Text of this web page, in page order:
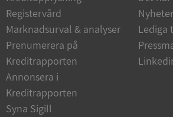
Registervård
Marknadsurval & analyser
Prenumerera på
Kreditrapporten
Annonsera i
Kreditrapporten
Syna Sigill
Nyheter
Lediga
Strikt nödvändiga kakor tillåter
kärnwebbplatsfunktioner som
och kontohantering. Webbplatsen kan
användas ordentligt utan strikt
Namn